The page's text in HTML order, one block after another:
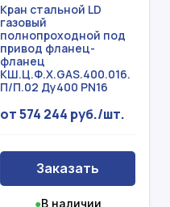
Кран стальной LD
газовый
полнопроходной под
привод фланец-
фланец
КШ.Ц.Ф.Х.GAS.400.016.
П/П.02 Ду400 PN16
от 574 244 руб./шт.
Заказать
●В наличии